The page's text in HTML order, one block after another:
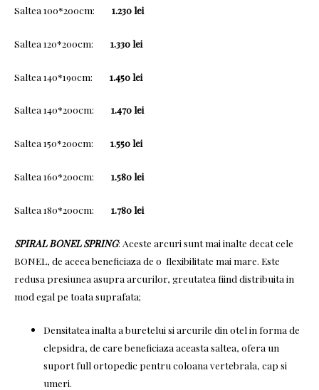
Saltea 100*200cm: 1.230 lei
Saltea 120*200cm: 1.330 lei
Saltea 140*190cm: 1.450 lei
Saltea 140*200cm: 1.470lei
Saltea 150*200cm: 1.550 lei
Saltea 160*200cm: 1.580 lei
Saltea 180*200cm: 1.780 lei
SPIRAL BONEL SPRING: Aceste arcuri sunt mai inalte decat cele
BONEL, de aceea beneficiaza de o flexibilitate mai mare. Este
redusa presiunea asupra arcurilor, greutatea fiind distribuita in
mod egal pe toata suprafata;
Densitatea inalta a buretelui si arcurile din otel in forma de
clepsidra, de care beneficiaza aceasta saltea, ofera un
suport full ortopedic pentru coloana vertebrala, cap si
umeri.